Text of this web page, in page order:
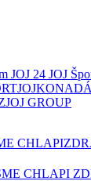
JOJ 24 JOJ
JOJKO
JOJ GROUP
CHLAPI
CHLAPI